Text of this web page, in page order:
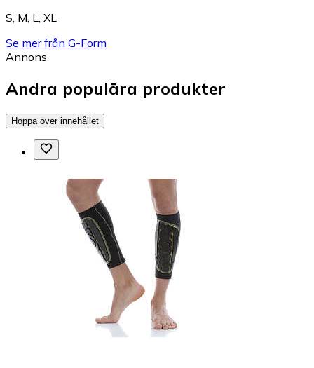
S M L
XL
Se mer från G-Form
Annons
Andra populära produkter
Hoppa över innehållet